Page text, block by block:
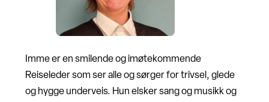
Imme er en smilende og imøtekommende
Reiseleder som ser alle og sørger for trivsel, glede
og hygge underveis. Hun elsker sang og musikk og